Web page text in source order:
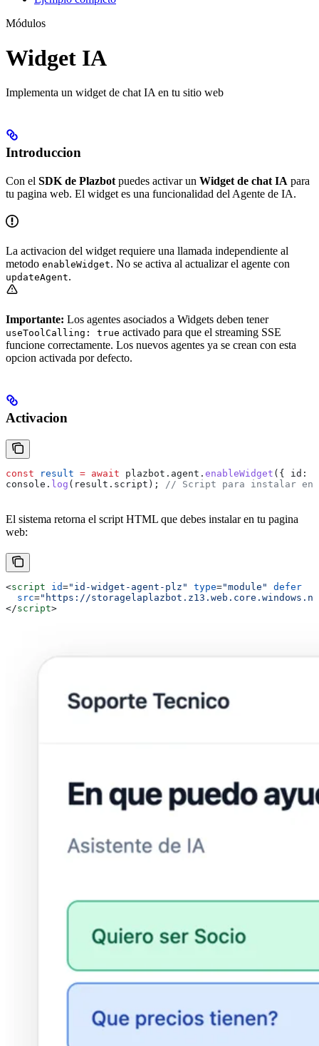
Módulos
Widget IA
Implementa un widget de chat IA en tu sitio web
Introduccion
Con el SDK de Plazbot puedes activar un Widget de chat IA para
tu pagina web. El widget es una funcionalidad del Agente de IA.
La activacion del widget requiere una llamada independiente al
metodo enableWidget. No se activa al actualizar el agente con
updateAgent.
Importante: Los agentes asociados a Widgets deben tener
useToolCalling: true activado para que el streaming SSE
funcione correctamente. Los nuevos agentes ya se crean con esta
opcion activada por defecto.
Activacion
const result = await plazbot . agent . enableWidget ({ id:
console . log ( result . script ); // Script para instalar en
El sistema retorna el script HTML que debes instalar en tu pagina
web:
<script id="id-widget-agent-plz" type="module"
defer
  src
="https://storagelaplazbot.z13.web.core.windows.net/
</script>